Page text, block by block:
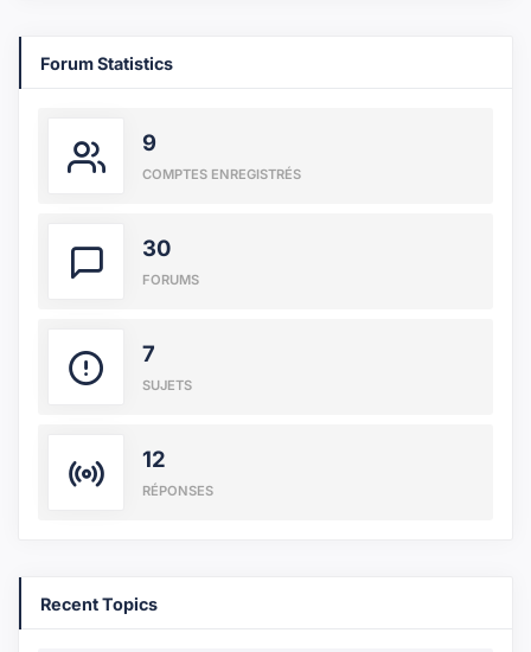
Forum Statistics
9
COMPTES ENREGISTRÉS
30
FORUMS
7
SUJETS
12
RÉPONSES
Recent Topics